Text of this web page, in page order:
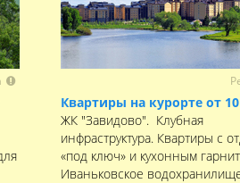
Квартиры на курорте от
ЖК "Завидово". Клубная
инфраструктура. Квартиры с
«под ключ» и кухонным
Иваньковское